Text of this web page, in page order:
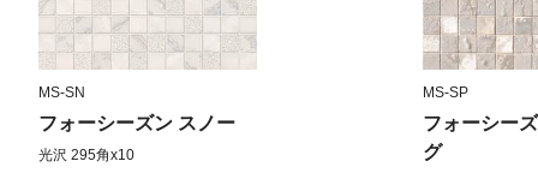
MS-SN
フォーシーズン スノー
光沢 295角x10
MS-SP
フォーシー
グ